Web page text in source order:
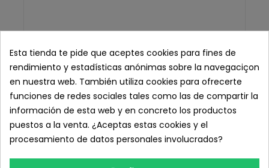
Esta tienda te pide que aceptes cookies para fines de
rendimiento y estadísticas anónimas sobre la navegaciçon
en nuestra web. También utiliza cookies para ofrecerte
funciones de redes sociales tales como las de compartir la
información de esta web y en concreto los productos
puestos a la venta. ¿Aceptas estas cookies y el
procesamiento de datos personales involucrados?